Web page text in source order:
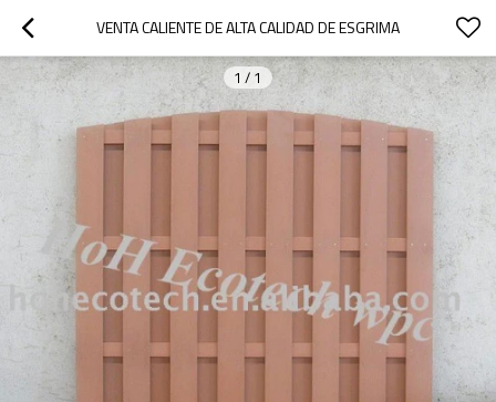
VENTA CALIENTE DE ALTA CALIDAD DE ESGRIMA
1 / 1